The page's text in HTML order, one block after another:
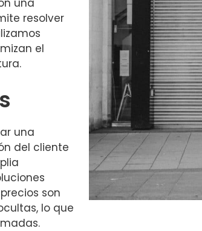
una
resolver
el
una
del cliente
son
lo que